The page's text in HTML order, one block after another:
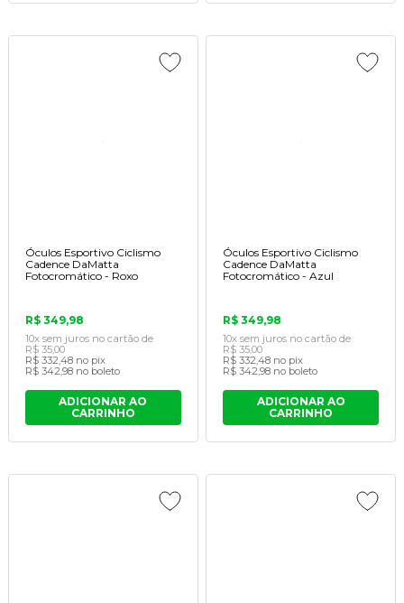
Óculos Esportivo Ciclismo
Cadence DaMatta
Fotocromático - Roxo
R$ 349,98
10x sem juros no cartãode
R$ 35,00
R$ 332,48 no pix
R$ 342,98 no boleto
ADICIONAR AO
CARRINHO
Óculos Esportivo Ciclismo
Cadence DaMatta
Fotocromático - Azul
R$ 349,98
10x sem juros no cartão de
R$ 35,00
R$ 332,48 no pix
R$ 342,98 no boleto
ADICIONAR AO
CARRINHO